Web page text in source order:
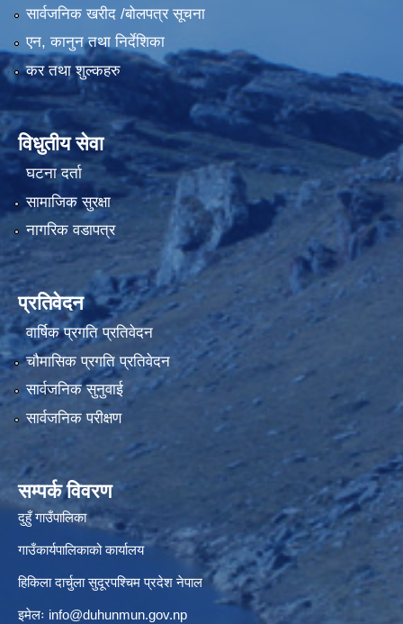
सार्वजनिक खरीद /बोलपत्र सूचना
एन, कानुन तथा निर्देशिका
कर तथा शुल्कहरु
विधुतीय सेवा
घटना दर्ता
सामाजिक सुरक्षा
नागरिक वडापत्र
प्रतिवेदन
वार्षिक प्रगति प्रतिवेदन
चौमासिक प्रगति प्रतिवेदन
सार्वजनिक सुनुवाई
सार्वजनिक परीक्षण
सम्पर्क विवरण
दुहुँ गाउँपालिका
गाउँकार्यपालिकाको कार्यालय
हिकिला दार्चुला सुदूरपश्चिम प्रदेश नेपाल
इमेलः info@duhunmun.gov.np